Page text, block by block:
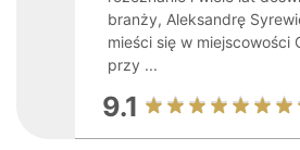
branży, Aleksandrę
mieści się w miejscowości
przy ...
9.1